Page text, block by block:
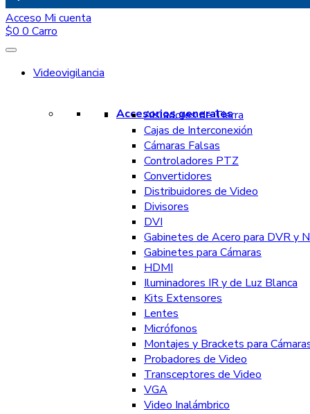
Acceso Mi cuenta
$0 0 Carro
Videovigilancia
Accesorios generales
Aisladores de Tierra
Cajas de Interconexión
Cámaras Falsas
Controladores PTZ
Convertidores
Distribuidores de Video
Divisores
DVI
Gabinetes de Acero para DVR y
Gabinetes para Cámaras
HDMI
Iluminadores IR y de Luz Blanca
Kits Extensores
Lentes
Micrófonos
Montajes y Brackets para
Probadores de Video
Transceptores de Video
VGA
Video Inalámbrico